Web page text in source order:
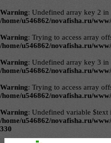
Warning: Undefined array key 2 in
/home/u546862/novafisha.ru/
Warning: Trying to access array
/home/u546862/novafisha.ru/
Warning: Undefined array key 3 in
/home/u546862/novafisha.ru/
Warning: Trying to access array
/home/u546862/novafisha.ru/
Warning: Undefined variable $text
/home/u546862/novafisha.ru/
330